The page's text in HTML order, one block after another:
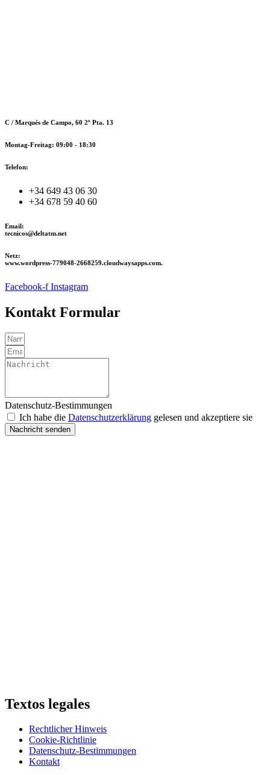
C / Marqués de Campo, 60 2º Pta. 13
Montag-Freitag: 09:00 - 18:30
Telefon:
+34 649 43 06 30
+34 678 59 40 60
Email:
tecnicos@deltatm.net
Netz:
www.wordpress-779048-2668259.cloudwaysapps.com.
Facebook-f Instagram
Kontakt Formular
Datenschutz-Bestimmungen
Ich habe die Datenschutzerklärung gelesen und akzeptiere sie
Nachricht senden
Textos legales
Rechtlicher Hinweis
Cookie-Richtlinie
Datenschutz-Bestimmungen
Kontakt